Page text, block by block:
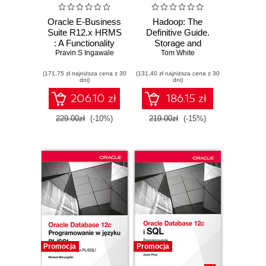
Oracle E-Business
Suite R12.x HRMS
: A Functionality
Guide. Design,
build an entire end-
to-end HR
management
infrastructure with
Oracle E-Business
Pravin S Ingawale
(171,75 zł najniższa cena z 30
dni)
206.10 zł
229.00zł (-10%)
Hadoop: The
Definitive Guide.
Storage and
Analysis at Internet
Tom White
(131,40 zł najniższa cena z 30
dni)
186.15 zł
219.00zł (-15%)
Promocja Promocja